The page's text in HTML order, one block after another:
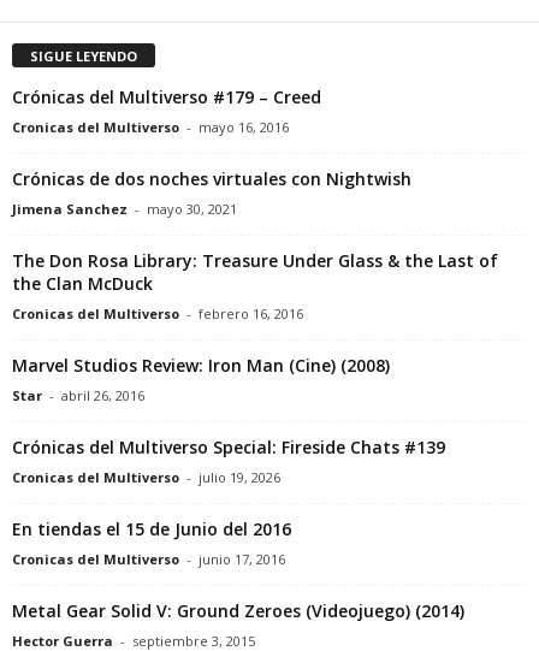
SIGUE LEYENDO
Crónicas del Multiverso #179 – Creed
Cronicas del Multiverso - mayo 16, 2016
Crónicas de dos noches virtuales con Nightwish
Jimena Sanchez - mayo 30, 2021
The Don Rosa Library: Treasure Under Glass & the Last of
the Clan McDuck
Cronicas del Multiverso - febrero 16, 2016
Marvel Studios Review: Iron Man (Cine) (2008)
Star - abril 26, 2016
Crónicas del Multiverso Special: Fireside Chats #139
Cronicas del Multiverso - julio 19, 2026
En tiendas el 15 de Junio del 2016
Cronicas del Multiverso - junio 17, 2016
Metal Gear Solid V: Ground Zeroes (Videojuego) (2014)
Hector Guerra - septiembre 3, 2015